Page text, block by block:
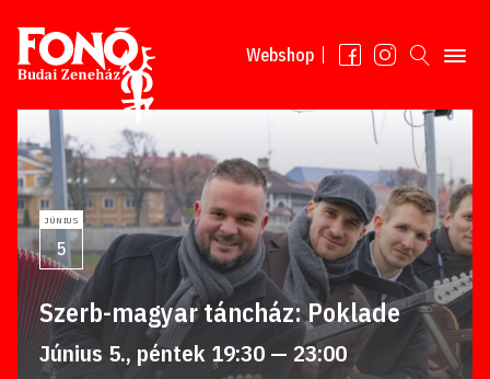
Tovább a tartalomhoz
Webshop
JÚNIUS
5
Szerb-magyar táncház: Poklade
Június 5., péntek 19:30 — 23:00